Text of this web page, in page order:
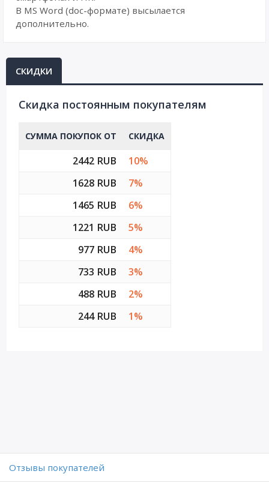
В MS Word (doc-формате) высылается
дополнительно.
СКИДКИ
Cкидка постоянным покупателям
СУММА ПОКУПОК ОТ СКИДКА
2442 RUB
10%
1628 RUB
7%
1465 RUB
6%
1221 RUB
5%
977 RUB
4%
733 RUB
3%
488 RUB
2%
244 RUB
1%
Отзывы покупателей